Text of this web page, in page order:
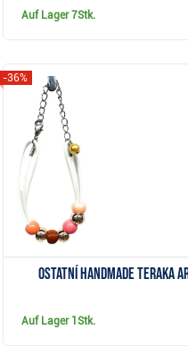
Auf Lager7Stk.
Ostatní Handmade Teraka
-36%
Auf Lager 1Stk.